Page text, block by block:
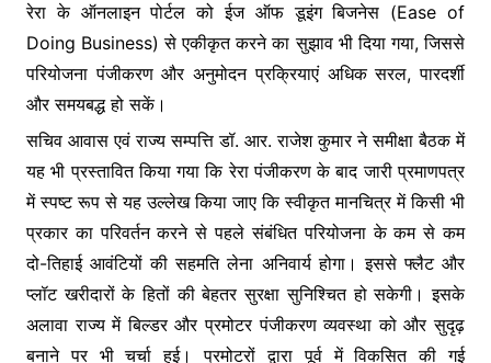
रेरा के ऑनलाइन पोर्टल को ईज ऑफ डूइंग बिजनेस (Ease of
Doing Business) से एकीकृत करने का सुझाव भी दिया गया, जिससे
परियोजना पंजीकरण और अनुमोदन प्रक्रियाएं अधिक सरल, पारदर्शी
और समयबद्ध हो सकें।
सचिव आवास एवं राज्य सम्पत्ति डॉ. आर. राजेश कुमार ने समीक्षा बैठक में
यह भी प्रस्तावित किया गया कि रेरा पंजीकरण के बाद जारी प्रमाणपत्र
में स्पष्ट रूप से यह उल्लेख किया जाए कि स्वीकृत मानचित्र में किसी भी
प्रकार का परिवर्तन करने से पहले संबंधित परियोजना के कम से कम
दो-तिहाई आवंटियों की सहमति लेना अनिवार्य होगा। इससे फ्लैट और
प्लॉट खरीदारों के हितों की बेहतर सुरक्षा सुनिश्चित हो सकेगी। इसके
अलावा राज्य में बिल्डर और प्रमोटर पंजीकरण व्यवस्था को और सुदृढ़
बनाने पर भी चर्चा हुई। प्रमोटरों द्वारा पूर्व में विकसित की गई